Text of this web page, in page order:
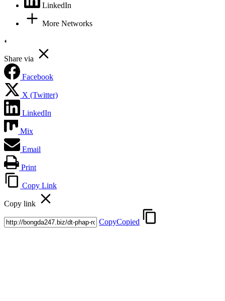
LinkedIn
More Networks
Share via
Facebook
X (Twitter)
LinkedIn
Mix
Email
Print
Copy Link
Copy link
CopyCopied